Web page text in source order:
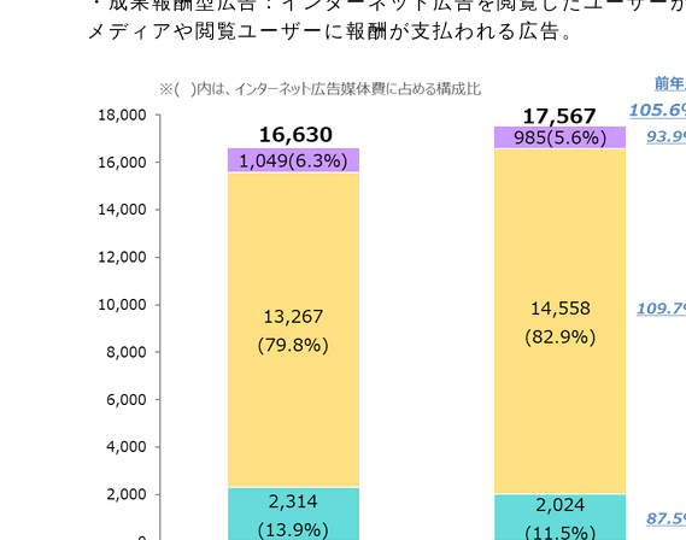
メディアや閲覧ユーザーに報酬が支払われる広告。